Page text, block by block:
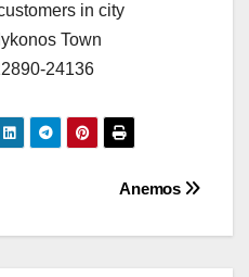
in city
Town
24136
Anemos